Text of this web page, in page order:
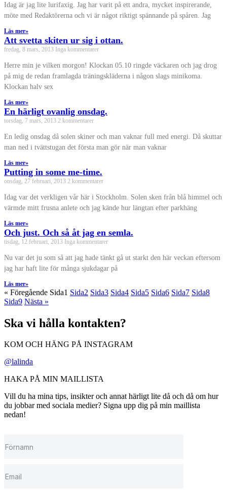
Idag är jag lite lurifaxig. Jag har varit på ett andra, mycket inspirerande,
möte med Redaktörerna och vi är något riktigt spännande på spåren. Jag
Läs mer»
Att svetta skiten ur sig i ottan.
fredag, 8 mars, 2013 Inga kommentarer
Herre min je vilken morgon! Klockan 05.10 ringde väckaren och jag drog
på mig de redan framlagda träningskläderna i någon slags minikoma.
Klockan halv sex
Läs mer»
En härligt ovanlig onsdag.
torsdag, 7 mars, 2013 2 kommentarer
En ledig onsdag då solen skiner och man vaknar full med energi. Då skuttar
man ned i tvättstugan det första man gör när man vaknar
Läs mer»
Putting in some me-time.
onsdag, 27 februari, 2013 2 kommentarer
Idag var det verkligen vår här i Stockholm. Solen sken från blå himmel och
värmde mitt frusna anlete och jag kände hur längtan efter parkhäng
Läs mer»
Och just. Och så åt jag en semla.
tisdag, 12 februari, 2013 Inga kommentarer
Nu var det ju som så att jag hade tänkt gå ut starkt den här veckan eftersom
jag har haft lite för många sjukdagar på
Läs mer»
« Föregående Sida1 Sida2 Sida3 Sida4 Sida5 Sida6 Sida7 Sida8
Sida9 Nästa »
Ska vi hålla kontakten?
KOM OCH HÄNG PÅ INSTAGRAM
@lalinda
HAKA PÅ MIN MAILLISTA
Vill du ha mina tips, insikter och annat härligt lite då och då om hur
du jobbar med sociala medier? Signa upp dig på min maillista
nedan!